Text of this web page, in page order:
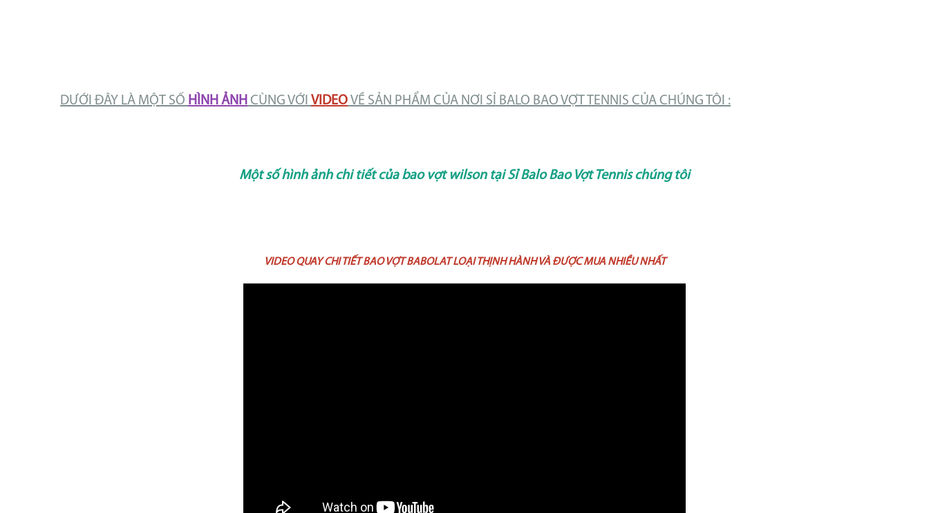
DƯỚI ĐÂY LÀ MỘT SỐ HÌNH ẢNH CÙNG VỚI VIDEO VỀ SẢN PHẨM CỦA NƠI SỈ BALO BAO VỢT TENNIS CỦA CHÚNG TÔI :
Một số hình ảnh chi tiết của bao vợt wilson tại Sỉ Balo Bao Vợt Tennis chúng tôi
VIDEO QUAY CHI TIẾT BAO VỢT BABOLAT LOẠI THỊNH HÀNH VÀ ĐƯỢC MUA NHIỀU NHẤT